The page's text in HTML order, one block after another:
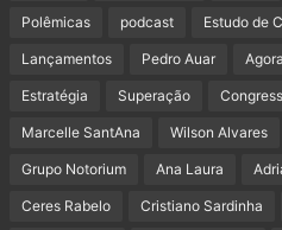
Polêmicas podcast Estudo de
Lançamentos Pedro Auar
Estratégia Superação
Marcelle SantAna Wilson Alvares
Grupo Notorium Ana Laura
Ceres Rabelo Cristiano Sardinha